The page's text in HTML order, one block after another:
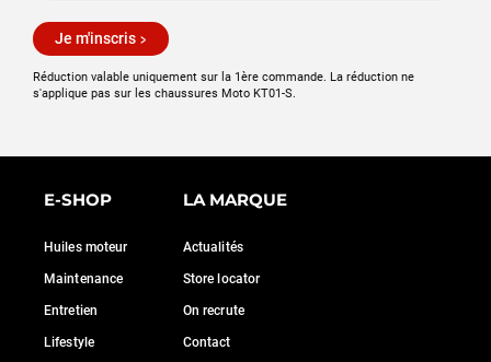
Je m'inscris
Réduction valable uniquement sur la 1ère commande. La réduction ne
s'applique pas sur les chaussures Moto KT01-S.
E-SHOP
Huiles moteur
Maintenance
Entretien
Lifestyle
LA MARQUE
Actualités
Store locator
On recrute
Contact